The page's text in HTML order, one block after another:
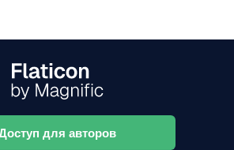
для авторов